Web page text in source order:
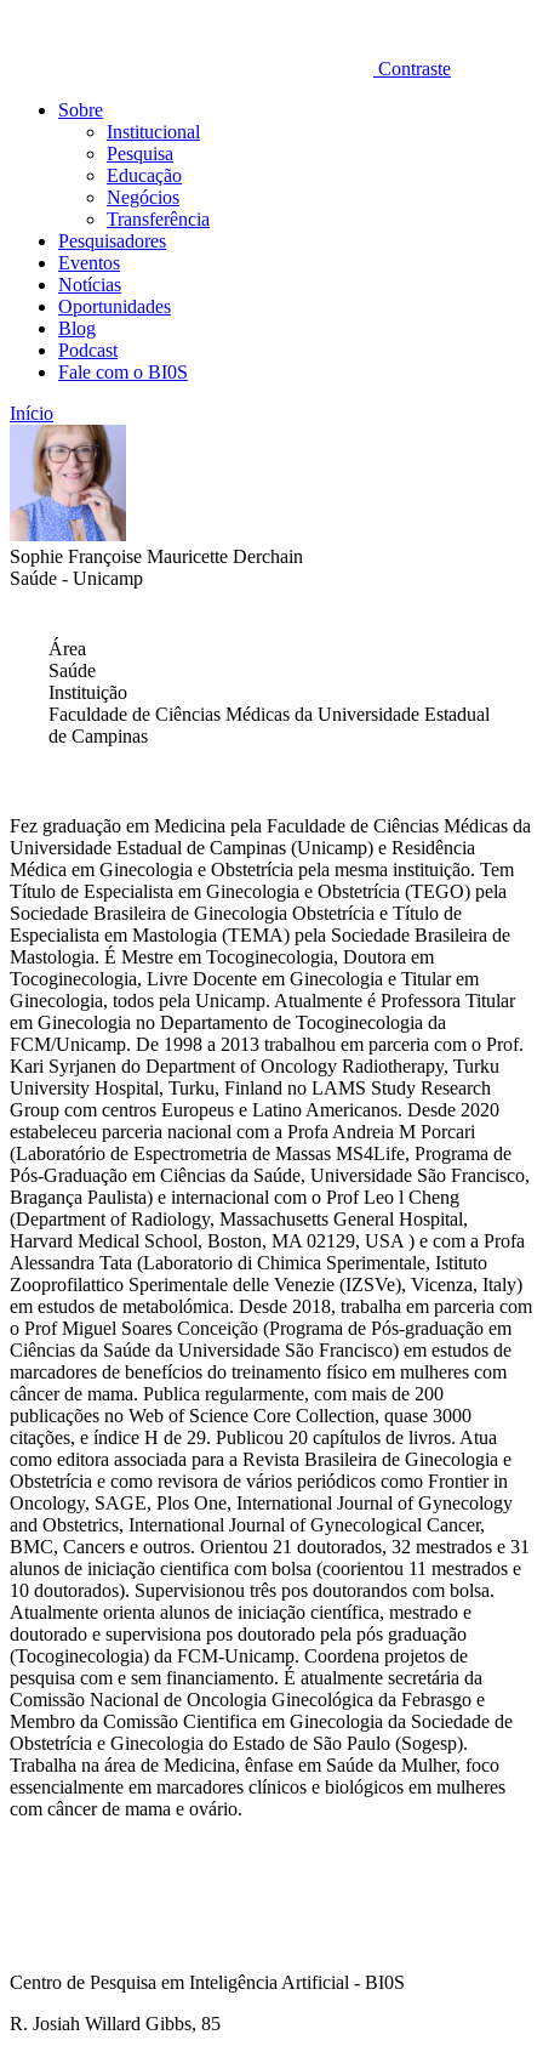
Contraste
Sobre
Institucional
Pesquisa
Educação
Negócios
Transferência
Pesquisadores
Eventos
Notícias
Oportunidades
Blog
Podcast
Fale com o BI0S
Início
Sophie Françoise Mauricette Derchain
Saúde - Unicamp
Área
Saúde
Instituição
Faculdade de Ciências Médicas da Universidade Estadual
de Campinas
Fez graduação em Medicina pela Faculdade de Ciências Médicas da
Universidade Estadual de Campinas (Unicamp) e Residência
Médica em Ginecologia e Obstetrícia pela mesma instituição. Tem
Título de Especialista em Ginecologia e Obstetrícia (TEGO) pela
Sociedade Brasileira de Ginecologia Obstetrícia e Título de
Especialista em Mastologia (TEMA) pela Sociedade Brasileira de
Mastologia. É Mestre em Tocoginecologia, Doutora em
Tocoginecologia, Livre Docente em Ginecologia e Titular em
Ginecologia, todos pela Unicamp. Atualmente é Professora Titular
em Ginecologia no Departamento de Tocoginecologia da
FCM/Unicamp. De 1998 a 2013 trabalhou em parceria com o Prof.
Kari Syrjanen do Department of Oncology Radiotherapy, Turku
University Hospital, Turku, Finland no LAMS Study Research
Group com centros Europeus e Latino Americanos. Desde 2020
estabeleceu parceria nacional com a Profa Andreia M Porcari
(Laboratório de Espectrometria de Massas MS4Life, Programa de
Pós-Graduação em Ciências da Saúde, Universidade São Francisco,
Bragança Paulista) e internacional com o Prof Leo l Cheng
(Department of Radiology, Massachusetts General Hospital,
Harvard Medical School, Boston, MA 02129, USA ) e com a Profa
Alessandra Tata (Laboratorio di Chimica Sperimentale, Istituto
Zooprofilattico Sperimentale delle Venezie (IZSVe), Vicenza, Italy)
em estudos de metabolómica. Desde 2018, trabalha em parceria com
o Prof Miguel Soares Conceição (Programa de Pós-graduação em
Ciências da Saúde da Universidade São Francisco) em estudos de
marcadores de benefícios do treinamento físico em mulheres com
câncer de mama. Publica regularmente, com mais de 200
publicações no Web of Science Core Collection, quase 3000
citações, e índice H de 29. Publicou 20 capítulos de livros. Atua
como editora associada para a Revista Brasileira de Ginecologia e
Obstetrícia e como revisora de vários periódicos como Frontier in
Oncology, SAGE, Plos One, International Journal of Gynecology
and Obstetrics, International Journal of Gynecological Cancer,
BMC, Cancers e outros. Orientou 21 doutorados, 32 mestrados e 31
alunos de iniciação cientifica com bolsa (coorientou 11 mestrados e
10 doutorados). Supervisionou três pos doutorandos com bolsa.
Atualmente orienta alunos de iniciação científica, mestrado e
doutorado e supervisiona pos doutorado pela pós graduação
(Tocoginecologia) da FCM-Unicamp. Coordena projetos de
pesquisa com e sem financiamento. É atualmente secretária da
Comissão Nacional de Oncologia Ginecológica da Febrasgo e
Membro da Comissão Cientifica em Ginecologia da Sociedade de
Obstetrícia e Ginecologia do Estado de São Paulo (Sogesp).
Trabalha na área de Medicina, ênfase em Saúde da Mulher, foco
essencialmente em marcadores clínicos e biológicos em mulheres
com câncer de mama e ovário.
Centro de Pesquisa em Inteligência Artificial - BI0S
R. Josiah Willard Gibbs, 85